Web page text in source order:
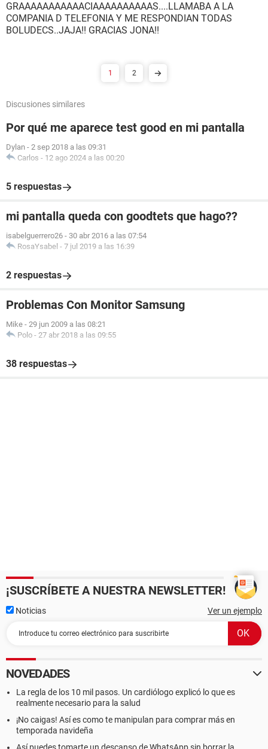
GRAAAAAAAAAAACIAAAAAAAAAAS....LLAMABA A LA
COMPANIA D TELEFONIA Y ME RESPONDIAN TODAS
BOLUDECS..JAJA!! GRACIAS JONA!!
1 2
Discusiones similares
Por qué me aparece test good en mi pantalla
Dylan - 2 sep 2018 a las 09:31
Carlos - 12 ago 2024 a las 00:20
5 respuestas
mi pantalla queda con goodtets que hago??
isabelguerrero26 - 30 abr 2016 a las 07:54
RosaYsabel - 7 jul 2019 a las 16:39
2 respuestas
Problemas Con Monitor Samsung
Mike - 29 jun 2009 a las 08:21
Polo - 27 abr 2018 a las 09:55
38 respuestas
¡SUSCRÍBETE A NUESTRA NEWSLETTER!
Noticias Ver un ejemplo
NOVEDADES
La regla de los 10 mil pasos. Un cardiólogo explicó lo que es
realmente necesario para la salud
¡No caigas! Así es como te manipulan para comprar más en
temporada navideña